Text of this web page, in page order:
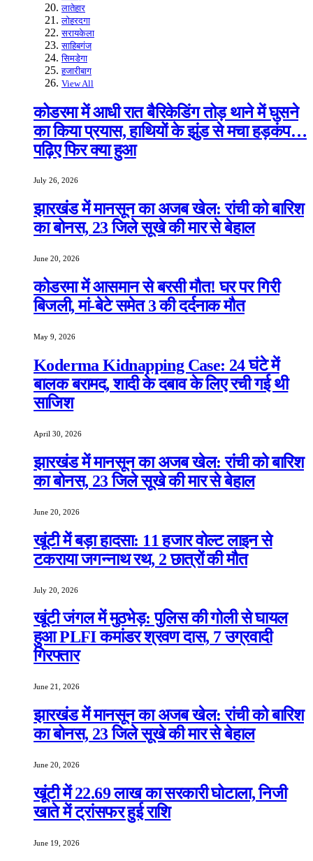
लातेहार
लोहरदगा
सरायकेला
साहिबगंज
सिमडेगा
हजारीबाग
View All
कोडरमा में आधी रात बैरिकेडिंग तोड़ थाने में घुसने
का किया प्रयास, हाथियों के झुंड से मचा हड़कंप…
पढ़िए फिर क्या हुआ
July 26, 2026
झारखंड में मानसून का अजब खेल: रांची को बारिश
का बोनस, 23 जिले सूखे की मार से बेहाल
June 20, 2026
कोडरमा में आसमान से बरसी मौत! घर पर गिरी
बिजली, मां-बेटे समेत 3 की दर्दनाक मौत
May 9, 2026
Koderma Kidnapping Case: 24 घंटे में
बालक बरामद, शादी के दबाव के लिए रची गई थी
साजिश
April 30, 2026
झारखंड में मानसून का अजब खेल: रांची को बारिश
का बोनस, 23 जिले सूखे की मार से बेहाल
June 20, 2026
खूंटी में बड़ा हादसा: 11 हजार वोल्ट लाइन से
टकराया जगन्नाथ रथ, 2 छात्रों की मौत
July 20, 2026
खूंटी जंगल में मुठभेड़: पुलिस की गोली से घायल
हुआ PLFI कमांडर श्रवण दास, 7 उग्रवादी
गिरफ्तार
June 21, 2026
झारखंड में मानसून का अजब खेल: रांची को बारिश
का बोनस, 23 जिले सूखे की मार से बेहाल
June 20, 2026
खूंटी में 22.69 लाख का सरकारी घोटाला, निजी
खाते में ट्रांसफर हुई राशि
June 19, 2026